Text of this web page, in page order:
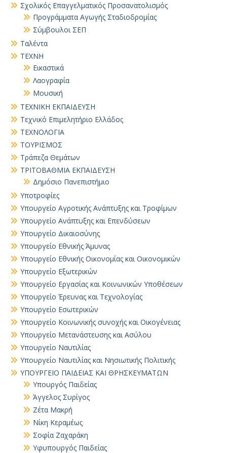
Σχολικός Επαγγελματικός Προσανατολισμός
Προγράμματα Αγωγής Σταδιοδρομίας
Σύμβουλοι ΣΕΠ
Ταλέντα
ΤΕΧΝΗ
Εικαστικά
Λαογραφία
Μουσική
ΤΕΧΝΙΚΗ ΕΚΠΑΙΔΕΥΣΗ
Τεχνικό Επιμελητήριο Ελλάδος
ΤΕΧΝΟΛΟΓΙΑ
ΤΟΥΡΙΣΜΟΣ
Τράπεζα Θεμάτων
ΤΡΙΤΟΒΑΘΜΙΑ ΕΚΠΑΙΔΕΥΣΗ
Δημόσιο Πανεπιστήμιο
Υποτροφίες
Υπουργείο Αγροτικής Ανάπτυξης και Τροφίμων
Υπουργείο Ανάπτυξης και Επενδύσεων
Υπουργείο Δικαιοσύνης
Υπουργείο Εθνικής Άμυνας
Υπουργείο Εθνικής Οικονομίας και Οικονομικών
Υπουργείο Εξωτερικών
Υπουργείο Εργασίας και Κοινωνικών Υποθέσεων
Υπουργείο Έρευνας και Τεχνολογίας
Υπουργείο Εσωτερικών
Υπουργείο Κοινωνικής συνοχής και Οικογένειας
Υπουργείο Μετανάστευσης και Ασύλου
Υπουργείο Ναυτιλίας
Υπουργείο Ναυτιλίας και Νησιωτικής Πολιτικής
ΥΠΟΥΡΓΕΙΟ ΠΑΙΔΕΙΑΣ ΚΑΙ ΘΡΗΣΚΕΥΜΑΤΩΝ
Yπουργός Παιδείας
Άγγελος Συρίγος
Ζέτα Μακρή
Νίκη Κεραμέως
Σοφία Ζαχαράκη
Υφυπουργός Παιδείας